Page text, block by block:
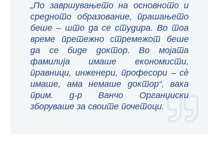
„По завршувањето на основното и
средното образование, прашањето
беше – што да се студира. Во тоа
време претежно стремежот беше
да се биде доктор. Во мојата
фамилија имаше економисти,
правници, инженери, професори – сѐ
имаше, ама немаше доктор“, вака
прим. д-р Ванчо Органџиски
зборуваше за своите почетоци.